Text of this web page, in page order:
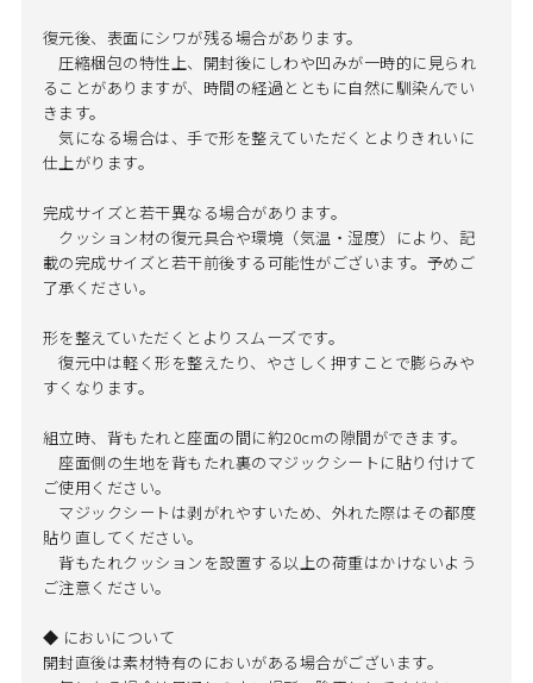
復元後、表面にシワが残る場合があります。
圧縮梱包の特性上、開封後にしわや凹みが一時的に見られ
ることがありますが、時間の経過とともに自然に馴染んでい
きます。
気になる場合は、手で形を整えていただくとよりきれいに
仕上がります。
完成サイズと若干異なる場合があります。
クッション材の復元具合や環境（気温・湿度）により、記
載の完成サイズと若干前後する可能性がございます。予めご
了承ください。
形を整えていただくとよりスムーズです。
復元中は軽く形を整えたり、やさしく押すことで膨らみや
すくなります。
組立時、背もたれと座面の間に約20cmの隙間ができます。
座面側の生地を背もたれ裏のマジックシートに貼り付けて
ご使用ください。
マジックシートは剥がれやすいため、外れた際はその都度
貼り直してください。
背もたれクッションを設置する以上の荷重はかけないよう
ご注意ください。
◆ においについて
開封直後は素材特有のにおいがある場合がございます。